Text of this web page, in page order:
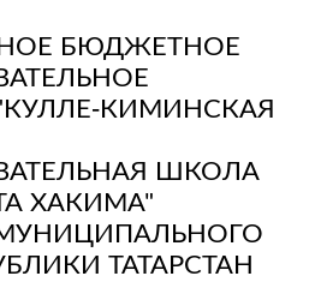
БЮДЖЕТНОЕ
КИМИНСКАЯ
ШКОЛА
ХАКИМА"
ТАТАРСТАН